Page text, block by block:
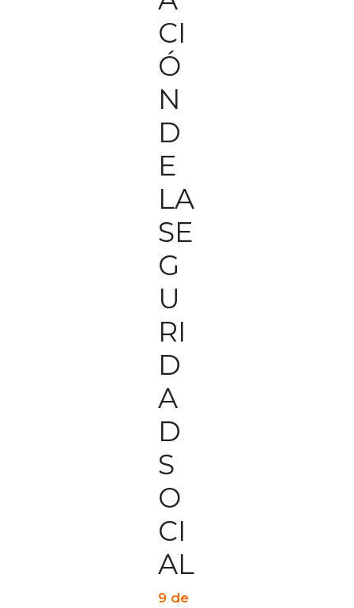
CI
Ó
N
D
E
LA
SE
G
U
RI
D
A
D
S
O
CI
AL
9 de